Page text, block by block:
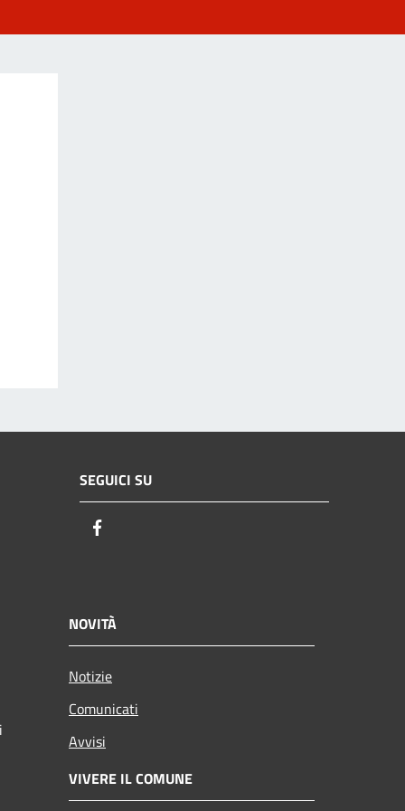
SEGUICI SU
NOVITÀ
Notizie
Comunicati
Avvisi
VIVERE IL COMUNE